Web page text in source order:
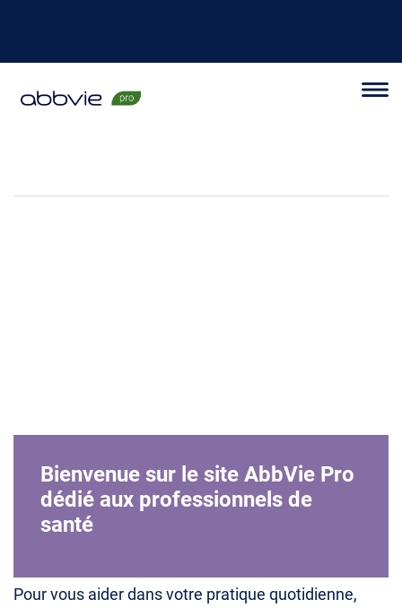
Bienvenue sur le site AbbVie Pro
dédié aux professionnels de
santé
Pour vous aider dans votre pratique quotidienne,